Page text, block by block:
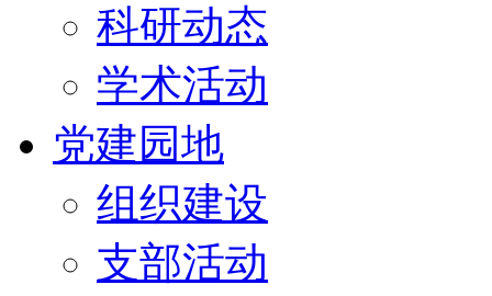
科研动态
学术活动
党建园地
组织建设
支部活动